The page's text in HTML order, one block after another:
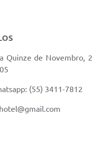
Quinze de Novembro,
(55) 3411-7812